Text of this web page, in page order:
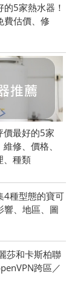
的5家熱水器！
費估價、修
價最好的5家
修、價格、
、種類
4種型態的寶可
響、地區、圖
莎和卡斯柏聯
跨區／